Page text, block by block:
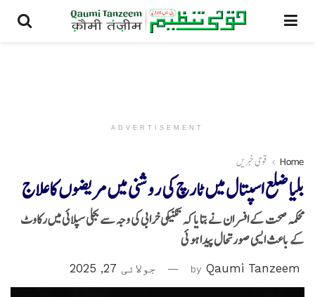
ADVERTISEMENT
Home قومی خبریں
بلیا ضلع اسپتال میں ٹارچ کی روشنی میں مریضوں کا علاج
محکمہ صحت کے افسران نے بتایا کہ تکنیکی خرابی کی وجہ سے بجلی سپلائی میں رکاوٹ
کے باعث ایسی صورتحال پیدا ہو ئی
by Qaumi Tanzeem جولائی 27, 2025